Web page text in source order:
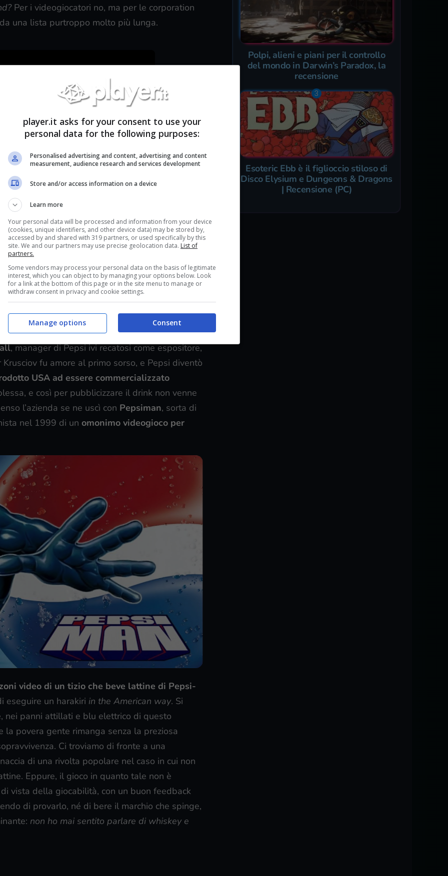
Per i videogiocatori no, ma per le corporation
una lista purtroppo molto più lunga.
dellaPepsi Cola. Nel1959Mosca ospitò
quale ebbe luogo un dibattito appunto tra il
e il vicepresidente statunitense
.Si narra che dopo la discussione il leader
, manager di Pepsi ivi recatosi come espositore,
fu amore al primo sorso, e Pepsi diventò
USA ad essere commercializzato
e così per pubblicizzare il drink non venne
l’azienda se ne uscì con Pepsiman, sorta di
nel 1999 di un omonimo videogioco per
video di un tizio che beve lattine di Pepsi-
eseguire un harakiri in the American way. Si
nei panni attillati e blu elettrico di questo
la povera gente rimanga senza la preziosa
Ci troviamo di fronte a una
di una rivolta popolare nel caso in cui non
Eppure, il gioco in quanto tale non è
vista della giocabilità, con un buon feedback
di provarlo, né di bere il marchio che spinge,
non ho mai sentito parlare di whiskey e
Polpi, alieni e piani per il controllo
del mondo in Darwin’s Paradox, la
recensione
Esoteric Ebb è il figlioccio stiloso di
Disco Elysium e Dungeons & Dragons
| Recensione (PC)
player.it asks for your consent to use your
personal data for the following purposes:
Personalised advertising and content, advertising and content
measurement, audience research and services development
Store and/or access information on a device
Learn more
Your personal data will be processed and information from your device
(cookies, unique identifiers, and other device data) may be stored by,
accessed by and shared with 319 partners, or used specifically by this
site. We and our partners may use precise geolocation data. List of
partners.
Some vendors may process your personal data on the basis of legitimate
interest, which you can object to by managing your options below. Look
for a link at the bottom of this page or in the site menu to manage or
withdraw consent in privacy and cookie settings.
Consent
Manage options